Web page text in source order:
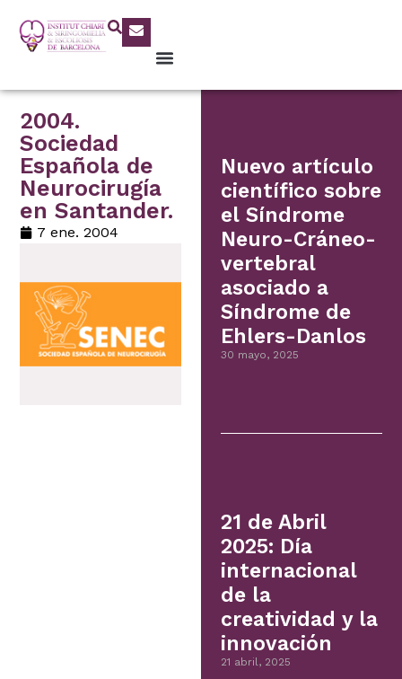
2004.
Sociedad
Española de
Neurocirugía
en Santander.
7 ene. 2004
Nuevo artículo
científico sobre
el Síndrome
Neuro-Cráneo-
vertebral
asociado a
Síndrome de
Ehlers-Danlos
30 mayo, 2025
21 de Abril
2025: Día
internacional
de la
creatividad y la
innovación
21 abril, 2025